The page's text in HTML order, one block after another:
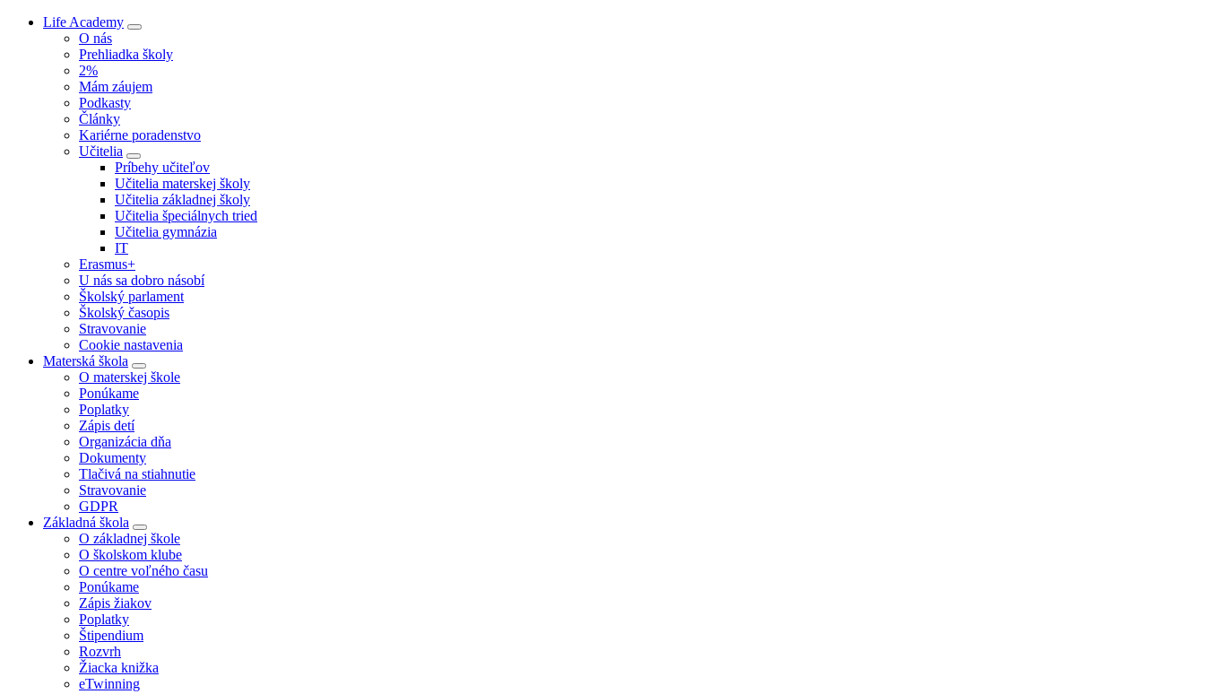
Life Academy
O nás
Prehliadka školy
2%
Mám záujem
Podkasty
Články
Kariérne poradenstvo
Učitelia
Príbehy učiteľov
Učitelia materskej školy
Učitelia základnej školy
Učitelia špeciálnych tried
Učitelia gymnázia
IT
Erasmus+
U nás sa dobro násobí
Školský parlament
Školský časopis
Stravovanie
Cookie nastavenia
Materská škola
O materskej škole
Ponúkame
Poplatky
Zápis detí
Organizácia dňa
Dokumenty
Tlačivá na stiahnutie
Stravovanie
GDPR
Základná škola
O základnej škole
O školskom klube
O centre voľného času
Ponúkame
Zápis žiakov
Poplatky
Štipendium
Rozvrh
Žiacka knižka
eTwinning